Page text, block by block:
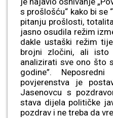
s prošlošću“ kako bi se
pitanju prošlosti,
jasno osudila režim
dakle ustaški režim
brojni zločini, ali isto
analizirati sve ono što
godine”.
povjerenstva je
Jasenovcu s
stava dijela političke
pozdrav i ne treba da